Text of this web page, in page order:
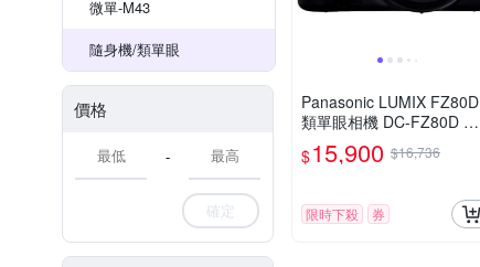
微單-M43
隨身機/類單眼
價格
-
確定
Panasonic LUMIX FZ80D
類單眼相機 DC-FZ80D 公
司貨
$15,900 $16,736
限時下殺 券